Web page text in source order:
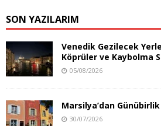
SON YAZILARIM
Venedik Gezilecek
Köprüler ve Kaybolma
05/08/2026
Marsilya’dan
30/07/2026